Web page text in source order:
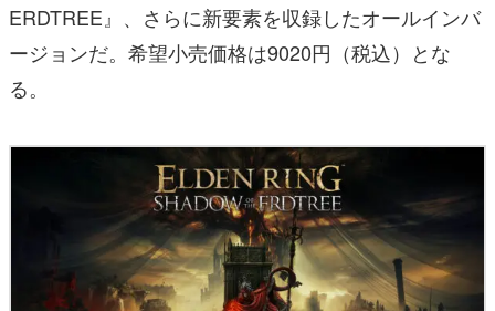
ERDTREE』、さらに新要素を収録したオールインバ
ージョンだ。希望小売価格は9020円（税込）とな
る。